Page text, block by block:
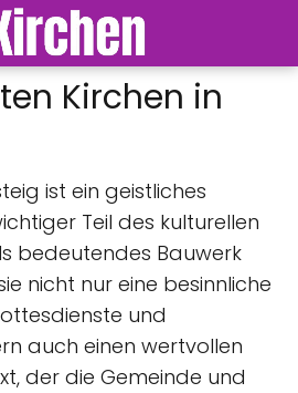
Kirchen in
ist ein geistliches
Teil des kulturellen
bedeutendes Bauwerk
nicht nur eine besinnliche
und
auch einen wertvollen
der die Gemeinde und